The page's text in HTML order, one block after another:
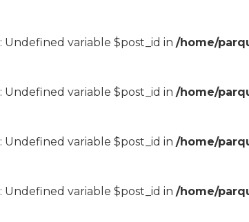
: Undefined variable $post_id in/home/
: Undefined variable $post_id in/home/
: Undefined variable $post_id in/home/
: Undefined variable $post_id in/home/